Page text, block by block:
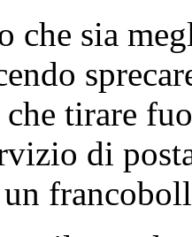
che sia
tirare
di